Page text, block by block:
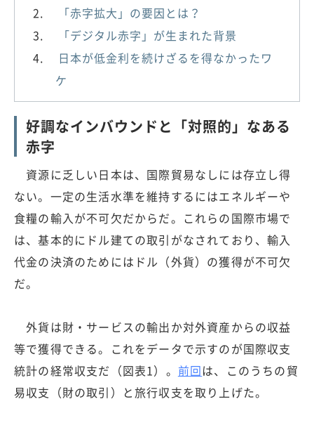
「赤字拡大」の要因とは？
「デジタル赤字」が生まれた背景
日本が低金利を続けざるを得なかったワ
ケ
好調なインバウンドと「対照的」なある
赤字
資源に乏しい日本は、国際貿易なしには存立し得
ない。一定の生活水準を維持するにはエネルギーや
食糧の輸入が不可欠だからだ。これらの国際市場で
は、基本的にドル建ての取引がなされており、輸入
代金の決済のためにはドル（外貨）の獲得が不可欠
だ。
外貨は財・サービスの輸出か対外資産からの収益
等で獲得できる。これをデータで示すのが国際収支
統計の経常収支だ（図表1）。 前回は、このうちの貿
易収支（財の取引）と旅行収支を取り上げた。